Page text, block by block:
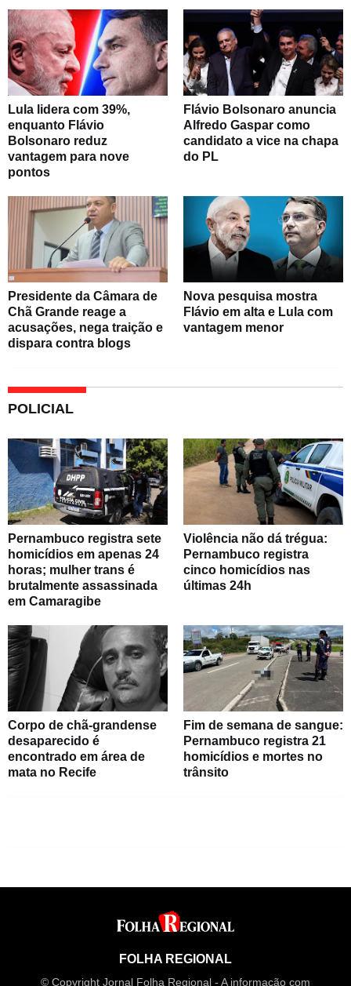
Lula lidera com 39%,
enquanto Flávio
Bolsonaro reduz
vantagem para nove
pontos
Flávio Bolsonaro anuncia
Alfredo Gaspar como
candidato a vice na chapa
do PL
Presidente da Câmara de
Chã Grande reage a
acusações, nega traição e
dispara contra blogs
Nova pesquisa mostra
Flávio em alta e Lula com
vantagem menor
POLICIAL
Pernambuco registra sete
homicídios em apenas 24
horas; mulher trans é
brutalmente assassinada
em Camaragibe
Violência não dá trégua:
Pernambuco registra
cinco homicídios nas
últimas 24h
Corpo de chã-grandense
desaparecido é
encontrado em área de
mata no Recife
Fim de semana de sangue:
Pernambuco registra 21
homicídios e mortes no
trânsito
FOLHA REGIONAL
© Copyright Jornal Folha Regional - A informação com